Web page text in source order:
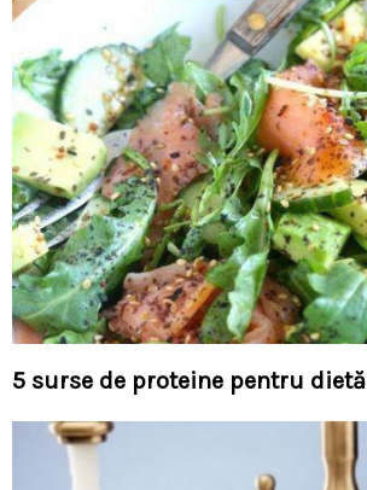
5 surse de proteine pentru dietă